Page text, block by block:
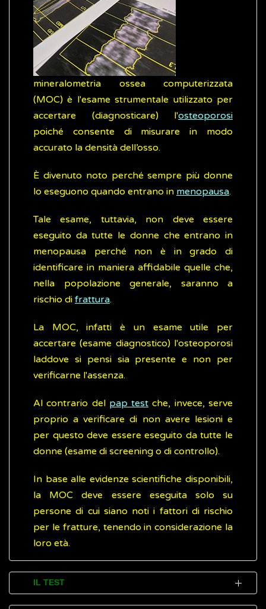
mineralometria ossea computerizzata
(MOC) è l'esame strumentale utilizzato per
accertare (diagnosticare) l'osteoporosi
poiché consente di misurare in modo
accurato la densità dell’osso.
È divenuto noto perché sempre più donne
lo eseguono quando entrano in menopausa.
Tale esame, tuttavia, non deve essere
eseguito da tutte le donne che entrano in
menopausa perché non è in grado di
identificare in maniera affidabile quelle che,
nella popolazione generale, saranno a
rischio di frattura.
La MOC, infatti è un esame utile per
accertare (esame diagnostico) l'osteoporosi
laddove si pensi sia presente e non per
verificarne l'assenza.
Al contrario del pap test che, invece, serve
proprio a verificare di non avere lesioni e
per questo deve essere eseguito da tutte le
donne (esame di screening o di controllo).
In base alle evidenze scientifiche disponibili,
la MOC deve essere eseguita solo su
persone di cui siano noti i fattori di rischio
per le fratture, tenendo in considerazione la
loro età.
IL TEST